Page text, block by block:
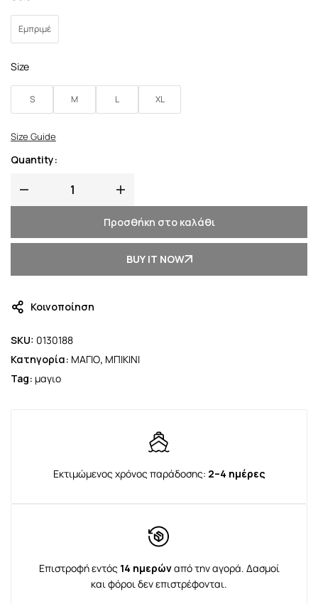
Εμπριμέ
Size
S M L XL
Size Guide
Quantity:
Προσθήκη στο καλάθι
BUY IT NOW
Κοινοποίηση
SKU: 0130188
Κατηγορία: ΜΑΓΙΟ, ΜΠΙΚΙΝΙ
Tag: μαγιο
Εκτιμώμενος χρόνος παράδοσης: 2–4 ημέρες
Επιστροφή εντός 14 ημερώναπό την αγορά. Δασμοί
και φόροι δεν επιστρέφονται.